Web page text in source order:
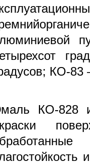
КО-83
КО-828